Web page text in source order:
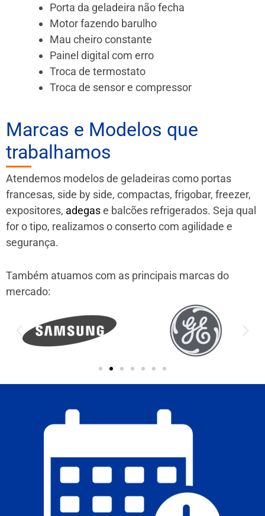
Porta da geladeira não fecha
Motor fazendo barulho
Mau cheiro constante
Painel digital com erro
Troca de termostato
Troca de sensor e compressor
Marcas e Modelos que
trabalhamos
Atendemos modelos de geladeiras como portas
francesas, side by side, compactas, frigobar, freezer,
expositores, adegase balcões refrigerados. Seja qual
for o tipo, realizamos o conserto com agilidade e
segurança.
Também atuamos com as principais marcas do
mercado: